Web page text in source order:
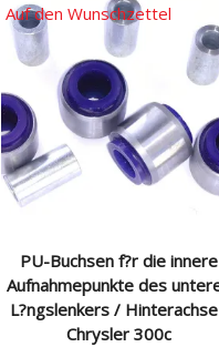
PU-Buchsen f?r die innere
Aufnahmepunkte des
L?ngslenkers /
Chrysler 300c
Auf den Wunschzettel